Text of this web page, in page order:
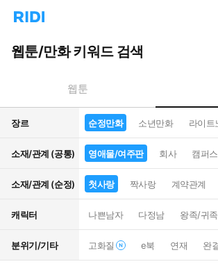
리
홈
으
턴
트
웹툰/만화 키워드 검색
웹툰
장르 순정만화 소년만화 라이트
소재/관계 (공통) 영애물/여주판 회사 캠퍼스
소재/관계 (순정) 첫사랑 짝사랑 계약관계
캐릭터 나쁜남자 다정남 왕족/귀족
분위기/기타 고화질 e북 연재 완